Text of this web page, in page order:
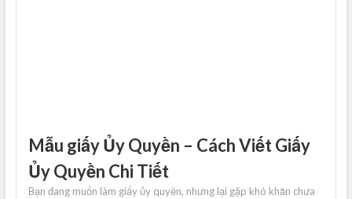
Mẫu giấy Ủy Quyền – Cách Viết Giấy
Ủy Quyền Chi Tiết
Bạn đang muốn làm giấy ủy quyền, nhưng lại gặp khó khăn chưa